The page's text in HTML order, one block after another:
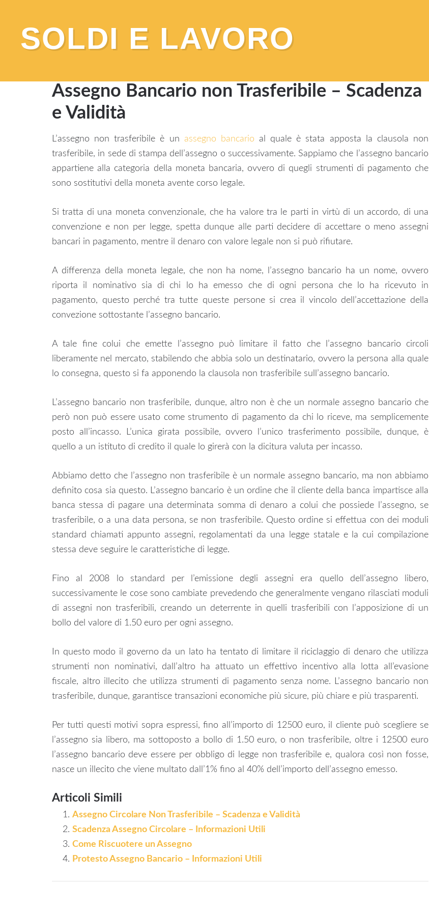
SOLDI E LAVORO
You are here:Home / Banca e Conto Corrente /Assegno Bancario non Trasferibile – Scadenza
Assegno Bancario non Trasferibile – Scadenza
e Validità
L’assegno non trasferibile è un assegno bancario al quale è stata apposta la clausola non
trasferibile, in sede di stampa dell’assegno o successivamente. Sappiamo che l’assegno bancario
appartiene alla categoria della moneta bancaria, ovvero di quegli strumenti di pagamento che
sono sostitutivi della moneta avente corso legale.
Si tratta di una moneta convenzionale, che ha valore tra le parti in virtù di un accordo, di una
convenzione e non per legge, spetta dunque alle parti decidere di accettare o meno assegni
bancari in pagamento, mentre il denaro con valore legale non si può rifiutare.
A differenza della moneta legale, che non ha nome, l’assegno bancario ha un nome, ovvero
riporta il nominativo sia di chi lo ha emesso che di ogni persona che lo ha ricevuto in
pagamento, questo perché tra tutte queste persone si crea il vincolo dell’accettazione della
convezione sottostante l’assegno bancario.
A tale fine colui che emette l’assegno può limitare il fatto che l’assegno bancario circoli
liberamente nel mercato, stabilendo che abbia solo un destinatario, ovvero la persona alla quale
lo consegna, questo si fa apponendo la clausola non trasferibile sull’assegno bancario.
L’assegno bancario non trasferibile, dunque, altro non è che un normale assegno bancario che
però non può essere usato come strumento di pagamento da chi lo riceve, ma semplicemente
posto all’incasso. L’unica girata possibile, ovvero l’unico trasferimento possibile, dunque, è
quello a un istituto di credito il quale lo girerà con la dicitura valuta per incasso.
Abbiamo detto che l’assegno non trasferibile è un normale assegno bancario, ma non abbiamo
definito cosa sia questo. L’assegno bancario è un ordine che il cliente della banca impartisce alla
banca stessa di pagare una determinata somma di denaro a colui che possiede l’assegno, se
trasferibile, o a una data persona, se non trasferibile. Questo ordine si effettua con dei moduli
standard chiamati appunto assegni, regolamentati da una legge statale e la cui compilazione
stessa deve seguire le caratteristiche di legge.
Fino al 2008 lo standard per l’emissione degli assegni era quello dell’assegno libero,
successivamente le cose sono cambiate prevedendo che generalmente vengano rilasciati moduli
di assegni non trasferibili, creando un deterrente in quelli trasferibili con l’apposizione di un
bollo del valore di 1.50 euro per ogni assegno.
In questo modo il governo da un lato ha tentato di limitare il riciclaggio di denaro che utilizza
strumenti non nominativi, dall’altro ha attuato un effettivo incentivo alla lotta all’evasione
fiscale, altro illecito che utilizza strumenti di pagamento senza nome. L’assegno bancario non
trasferibile, dunque, garantisce transazioni economiche più sicure, più chiare e più trasparenti.
Per tutti questi motivi sopra espressi, fino all’importo di 12500 euro, il cliente può scegliere se
l’assegno sia libero, ma sottoposto a bollo di 1.50 euro, o non trasferibile, oltre i 12500 euro
l’assegno bancario deve essere per obbligo di legge non trasferibile e, qualora così non fosse,
nasce un illecito che viene multato dall’1% fino al 40% dell’importo dell’assegno emesso.
Articoli Simili
Assegno Circolare Non Trasferibile – Scadenza e Validità
Scadenza Assegno Circolare – Informazioni Utili
Come Riscuotere un Assegno
Protesto Assegno Bancario – Informazioni Utili